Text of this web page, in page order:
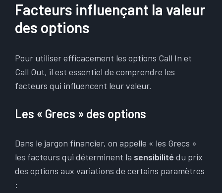
Facteurs influençant la valeur
des options
Pour utiliser efficacement les options Call In et
Call Out, il est essentiel de comprendre les
facteurs qui influencent leur valeur.
Les « Grecs » des options
Dans le jargon financier, on appelle « les Grecs »
les facteurs qui déterminent la sensibilité du prix
des options aux variations de certains paramètres
: